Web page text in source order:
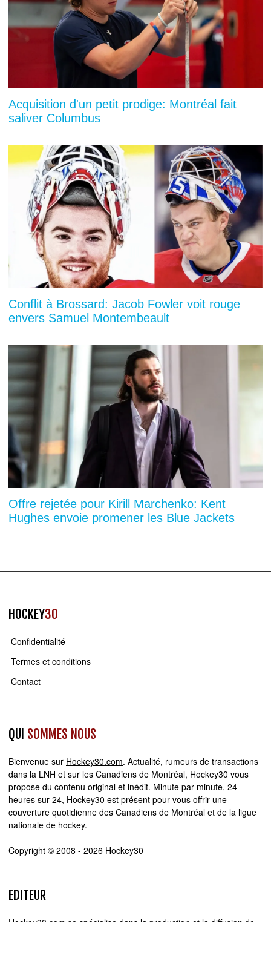
Acquisition d'un petit prodige: Montréal fait
saliver Columbus
Conflit à Brossard: Jacob Fowler voit rouge
envers Samuel Montembeault
Offre rejetée pour Kirill Marchenko: Kent
Hughes envoie promener les Blue Jackets
HOCKEY30
Confidentialité
Termes et conditions
Contact
QUI SOMMES NOUS
Bienvenue sur Hockey30.com. Actualité, rumeurs de transactions
dans la LNH et sur les Canadiens de Montréal, Hockey30 vous
propose du contenu original et inédit. Minute par minute, 24
heures sur 24, Hockey30 est présent pour vous offrir une
couverture quotidienne des Canadiens de Montréal et de la ligue
nationale de hockey.
Copyright © 2008 - 2026 Hockey30
EDITEUR
Hockey30.com se spécialise dans la production et la diffusion de